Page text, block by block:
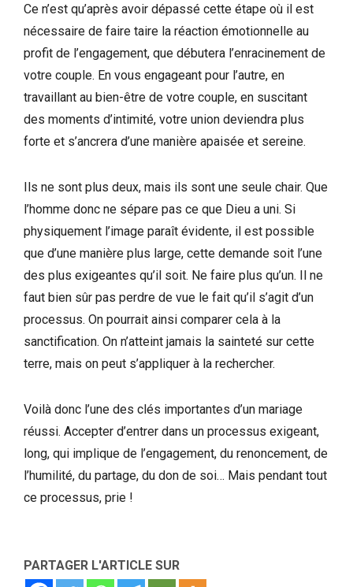
Ce n’est qu’après avoir dépassé cette étape où il est
nécessaire de faire taire la réaction émotionnelle au
profit de l’engagement, que débutera l’enracinement de
votre couple. En vous engageant pour l’autre, en
travaillant au bien-être de votre couple, en suscitant
des moments d’intimité, votre union deviendra plus
forte et s’ancrera d’une manière apaisée et sereine.
Ils ne sont plus deux, mais ils sont une seule chair. Que
l’homme donc ne sépare pas ce que Dieu a uni. Si
physiquement l’image paraît évidente, il est possible
que d’une manière plus large, cette demande soit l’une
des plus exigeantes qu’il soit. Ne faire plus qu’un. Il ne
faut bien sûr pas perdre de vue le fait qu’il s’agit d’un
processus. On pourrait ainsi comparer cela à la
sanctification. On n’atteint jamais la sainteté sur cette
terre, mais on peut s’appliquer à la rechercher.
Voilà donc l’une des clés importantes d’un mariage
réussi. Accepter d’entrer dans un processus exigeant,
long, qui implique de l’engagement, du renoncement, de
l’humilité, du partage, du don de soi… Mais pendant tout
ce processus, prie !
PARTAGER L'ARTICLE SUR